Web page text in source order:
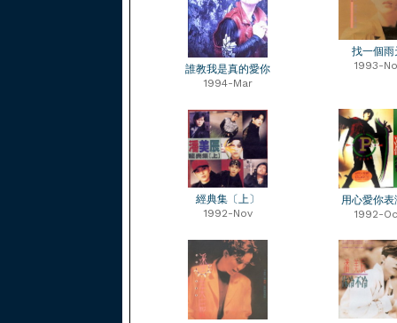
誰教我是真的愛你
1994-Mar
找一個雨
1993-
經典集〔上〕
1992-Nov
用心愛你表
1992-